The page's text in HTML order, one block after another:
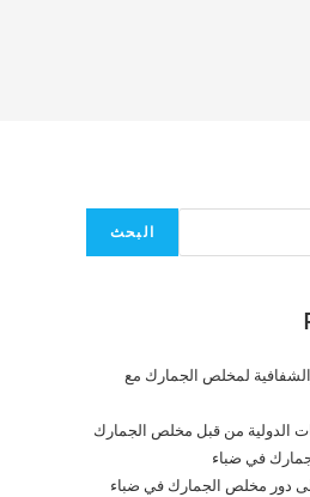
البحث
لمخلص الجمارك مع
الدولية من قبل مخلص الجمارك
في ضباء
دور مخلص الجمارك في ضباء